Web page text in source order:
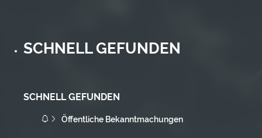
SCHNELL GEFUNDEN
SCHNELL GEFUNDEN
Öffentliche Bekanntmachungen